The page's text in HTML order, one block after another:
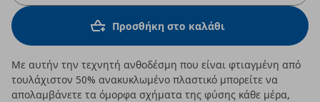
Προσθήκη στο καλάθι
Με αυτήν την τεχνητή ανθοδέσμη που είναι φτιαγμένη από
τουλάχιστον 50% ανακυκλωμένο πλαστικό μπορείτε να
απολαμβάνετε τα όμορφα σχήματα της φύσης κάθε μέρα,